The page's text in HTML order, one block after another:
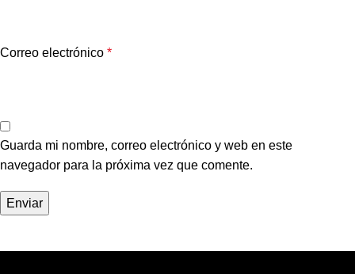
Correo electrónico *
Guarda mi nombre, correo electrónico y web en este
navegador para la próxima vez que comente.